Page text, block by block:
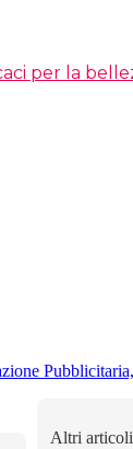
per la
Altri articoli